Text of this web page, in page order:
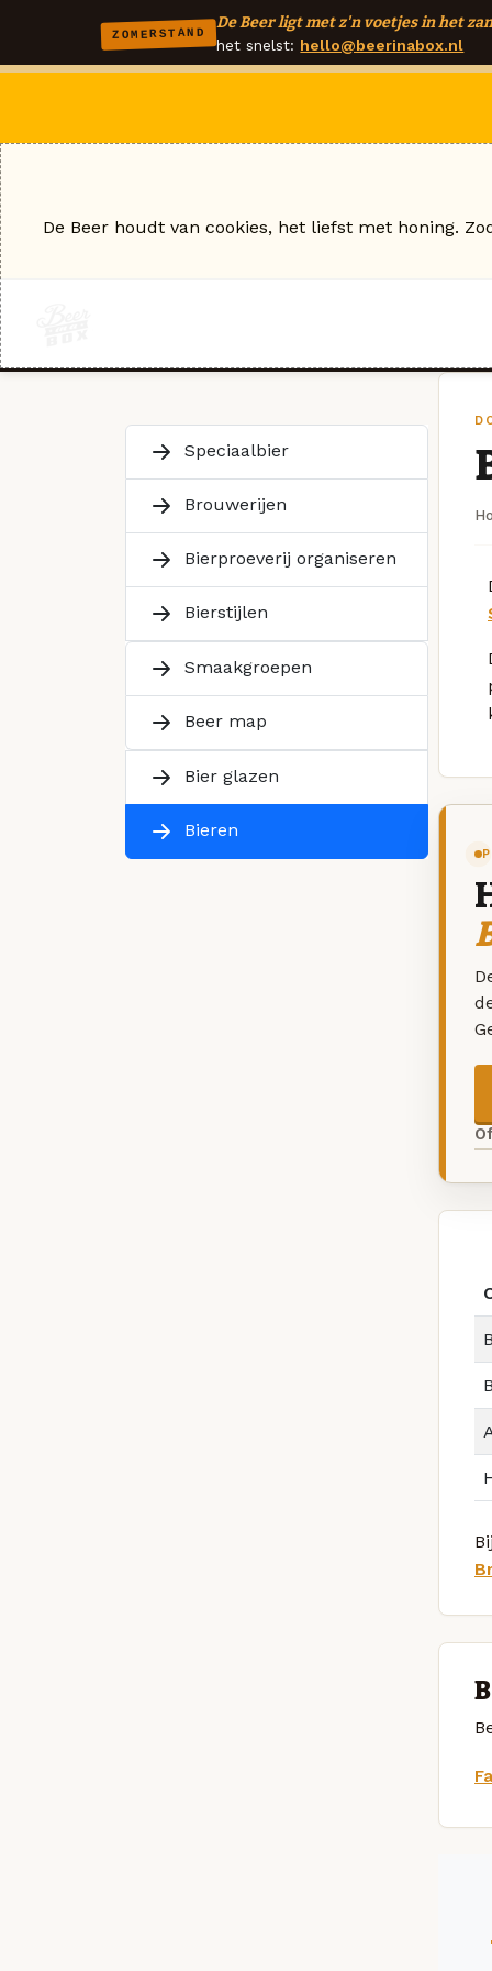
ZOMERSTAND
De Beer ligt met z'n voetjes in het
het snelst: hello@beerinabox.nl
Speciaalbier
Brouwerijen
Bierproeverij organiseren
Bierstijlen
Smaakgroepen
Beer map
Bier glazen
Bieren
De Beer houdt van cookies, het liefst met honing.